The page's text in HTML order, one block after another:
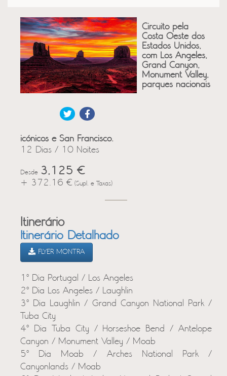
Circuito pela
Costa Oeste dos
Estados Unidos,
com Los Angeles,
Grand Canyon,
Monument Valley,
parques nacionais
icónicos e San Francisco.
12 Dias / 10 Noites
Desde 3,125 €
+ 372.16 € (Supl. e Taxas)
Itinerário
Itinerário Detalhado
FLYER MONTRA
1º Dia Portugal / Los Angeles
2º Dia Los Angeles / Laughlin
3º Dia Laughlin / Grand Canyon National Park /
Tuba City
4º Dia Tuba City / Horseshoe Bend / Antelope
Canyon / Monument Valley / Moab
5º Dia Moab / Arches National Park /
Canyonlands / Moab